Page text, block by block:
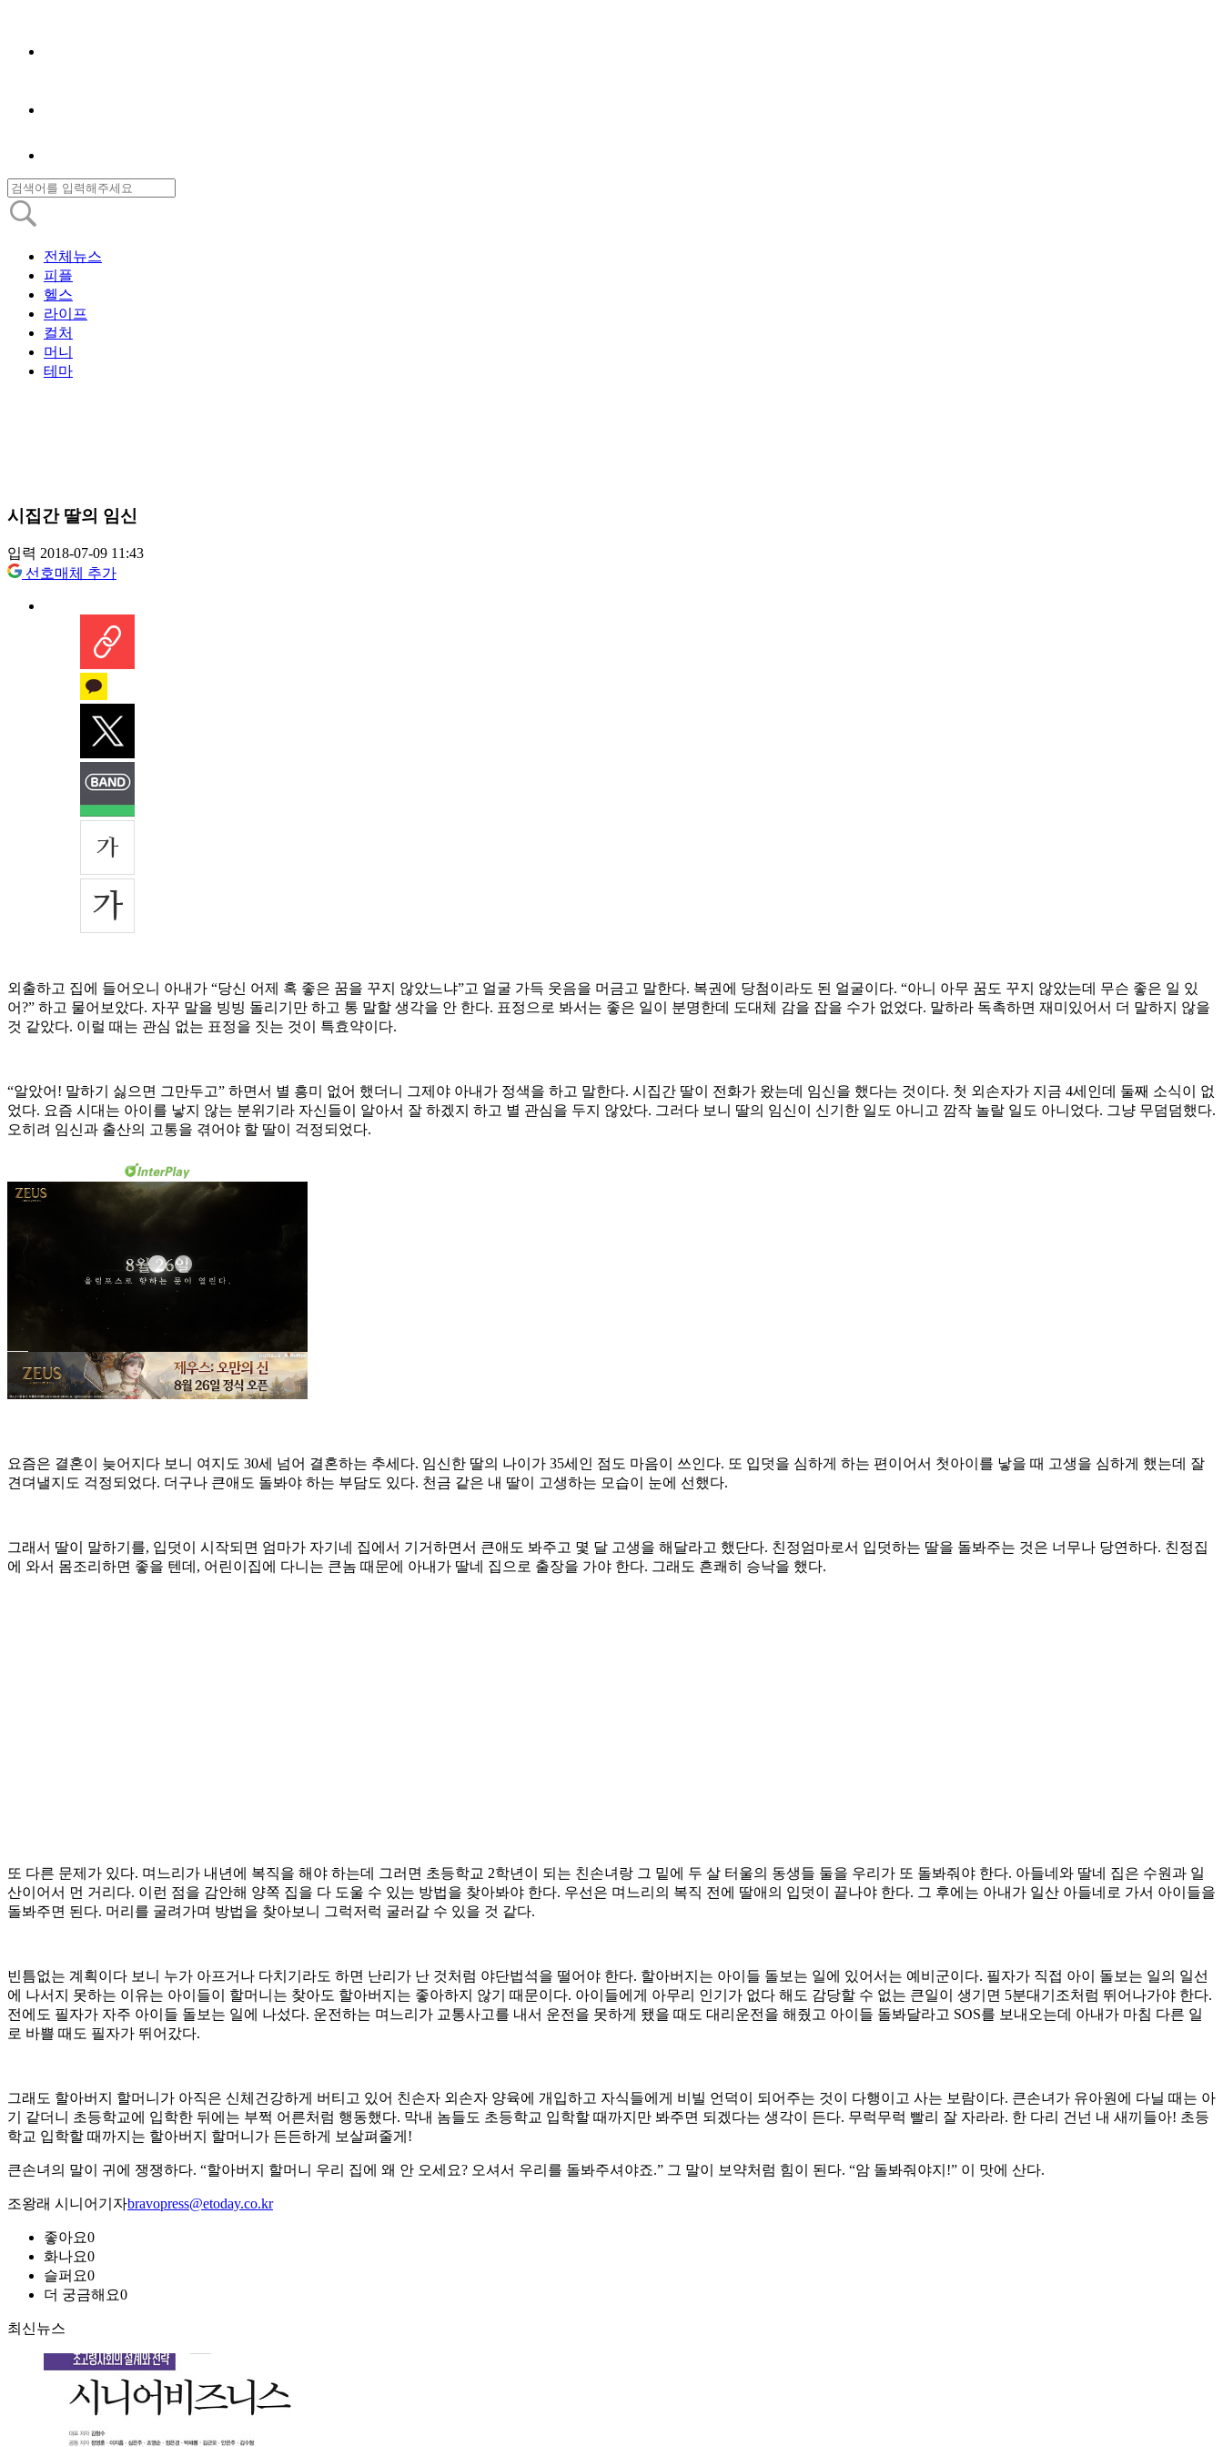
전체뉴스
피플
헬스
라이프
컬처
머니
테마
시집간 딸의 임신
입력 2018-07-09 11:43
선호매체 추가
외출하고 집에 들어오니 아내가 “당신 어제 혹 좋은 꿈을 꾸지 않았느냐”고 얼굴 가득 웃음을 머금고 말한다. 복권에 당첨이라도 된 얼굴이다. “아니 아무 꿈도 꾸지 않았는데 무슨 좋은 일 있
어?” 하고 물어보았다. 자꾸 말을 빙빙 돌리기만 하고 통 말할 생각을 안 한다. 표정으로 봐서는 좋은 일이 분명한데 도대체 감을 잡을 수가 없었다. 말하라 독촉하면 재미있어서 더 말하지 않을
것 같았다. 이럴 때는 관심 없는 표정을 짓는 것이 특효약이다.
“알았어! 말하기 싫으면 그만두고” 하면서 별 흥미 없어 했더니 그제야 아내가 정색을 하고 말한다. 시집간 딸이 전화가 왔는데 임신을 했다는 것이다. 첫 외손자가 지금 4세인데 둘째 소식이 없
었다. 요즘 시대는 아이를 낳지 않는 분위기라 자신들이 알아서 잘 하겠지 하고 별 관심을 두지 않았다. 그러다 보니 딸의 임신이 신기한 일도 아니고 깜작 놀랄 일도 아니었다. 그냥 무덤덤했다.
오히려 임신과 출산의 고통을 겪어야 할 딸이 걱정되었다.
요즘은 결혼이 늦어지다 보니 여지도 30세 넘어 결혼하는 추세다. 임신한 딸의 나이가 35세인 점도 마음이 쓰인다. 또 입덧을 심하게 하는 편이어서 첫아이를 낳을 때 고생을 심하게 했는데 잘
견뎌낼지도 걱정되었다. 더구나 큰애도 돌봐야 하는 부담도 있다. 천금 같은 내 딸이 고생하는 모습이 눈에 선했다.
그래서 딸이 말하기를, 입덧이 시작되면 엄마가 자기네 집에서 기거하면서 큰애도 봐주고 몇 달 고생을 해달라고 했단다. 친정엄마로서 입덧하는 딸을 돌봐주는 것은 너무나 당연하다. 친정집
에 와서 몸조리하면 좋을 텐데, 어린이집에 다니는 큰놈 때문에 아내가 딸네 집으로 출장을 가야 한다. 그래도 흔쾌히 승낙을 했다.
또 다른 문제가 있다. 며느리가 내년에 복직을 해야 하는데 그러면 초등학교 2학년이 되는 친손녀랑 그 밑에 두 살 터울의 동생들 둘을 우리가 또 돌봐줘야 한다. 아들네와 딸네 집은 수원과 일
산이어서 먼 거리다. 이런 점을 감안해 양쪽 집을 다 도울 수 있는 방법을 찾아봐야 한다. 우선은 며느리의 복직 전에 딸애의 입덧이 끝나야 한다. 그 후에는 아내가 일산 아들네로 가서 아이들을
돌봐주면 된다. 머리를 굴려가며 방법을 찾아보니 그럭저럭 굴러갈 수 있을 것 같다.
빈틈없는 계획이다 보니 누가 아프거나 다치기라도 하면 난리가 난 것처럼 야단법석을 떨어야 한다. 할아버지는 아이들 돌보는 일에 있어서는 예비군이다. 필자가 직접 아이 돌보는 일의 일선
에 나서지 못하는 이유는 아이들이 할머니는 찾아도 할아버지는 좋아하지 않기 때문이다. 아이들에게 아무리 인기가 없다 해도 감당할 수 없는 큰일이 생기면 5분대기조처럼 뛰어나가야 한다.
전에도 필자가 자주 아이들 돌보는 일에 나섰다. 운전하는 며느리가 교통사고를 내서 운전을 못하게 됐을 때도 대리운전을 해줬고 아이들 돌봐달라고 SOS를 보내오는데 아내가 마침 다른 일
로 바쁠 때도 필자가 뛰어갔다.
그래도 할아버지 할머니가 아직은 신체건강하게 버티고 있어 친손자 외손자 양육에 개입하고 자식들에게 비빌 언덕이 되어주는 것이 다행이고 사는 보람이다. 큰손녀가 유아원에 다닐 때는 아
기 같더니 초등학교에 입학한 뒤에는 부쩍 어른처럼 행동했다. 막내 놈들도 초등학교 입학할 때까지만 봐주면 되겠다는 생각이 든다. 무럭무럭 빨리 잘 자라라. 한 다리 건넌 내 새끼들아! 초등
학교 입학할 때까지는 할아버지 할머니가 든든하게 보살펴줄게!
큰손녀의 말이 귀에 쟁쟁하다. “할아버지 할머니 우리 집에 왜 안 오세요? 오셔서 우리를 돌봐주셔야죠.” 그 말이 보약처럼 힘이 된다. “암 돌봐줘야지!” 이 맛에 산다.
조왕래 시니어기자bravopress@etoday.co.kr
좋아요0
화나요0
슬퍼요0
더 궁금해요0
최신뉴스